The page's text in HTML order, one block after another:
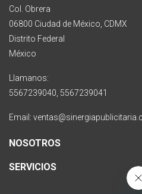
Col. Obrera
06800 Ciudad de México, CDMX
Distrito Federal
México
Llamanos:
5567239040, 5567239041
Email:
NOSOTROS
SERVICIOS